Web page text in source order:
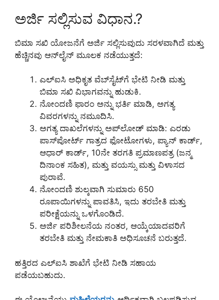
ಅರ್ಜಿ ಸಲ್ಲಿಸುವ ವಿಧಾನ.?
ಬಿಮಾ ಸಖಿ ಯೋಜನೆಗೆ ಅರ್ಜಿ ಸಲ್ಲಿಸುವುದು ಸರಳವಾಗಿದೆ ಮತ್ತು
ಹೆಚ್ಚಿನವು ಆನ್‌ಲೈನ್ ಮೂಲಕ ನಡೆಯುತ್ತದೆ:
ಎಲ್‌ಐಸಿ ಅಧಿಕೃತ ವೆಬ್‌ಸೈಟ್‌ಗೆ ಭೇಟಿ ನೀಡಿ ಮತ್ತು
ಬಿಮಾ ಸಖಿ ವಿಭಾಗವನ್ನು ಹುಡುಕಿ.
ನೋಂದಣಿ ಫಾರಂ ಅನ್ನು ಭರ್ತಿ ಮಾಡಿ, ಅಗತ್ಯ
ವಿವರಗಳನ್ನು ನಮೂದಿಸಿ.
ಅಗತ್ಯ ದಾಖಲೆಗಳನ್ನು ಅಪ್‌ಲೋಡ್ ಮಾಡಿ: ಎರಡು
ಪಾಸ್‌ಪೋರ್ಟ್ ಗಾತ್ರದ ಫೋಟೋಗಳು, ಪ್ಯಾನ್ ಕಾರ್ಡ್,
ಆಧಾರ್ ಕಾರ್ಡ್, 10ನೇ ತರಗತಿ ಪ್ರಮಾಣಪತ್ರ (ಜನ್ಮ
ದಿನಾಂಕ ಸಹಿತ), ಮತ್ತು ವಯಸ್ಸು ಮತ್ತು ವಿಳಾಸದ
ಪುರಾವೆ.
ನೋಂದಣಿ ಶುಲ್ಕವಾಗಿ ಸುಮಾರು 650
ರೂಪಾಯಿಗಳನ್ನು ಪಾವತಿಸಿ, ಇದು ತರಬೇತಿ ಮತ್ತು
ಪರೀಕ್ಷೆಯನ್ನು ಒಳಗೊಂಡಿದೆ.
ಅರ್ಜಿ ಪರಿಶೀಲನೆಯ ನಂತರ, ಆಯ್ಕೆಯಾದವರಿಗೆ
ತರಬೇತಿ ಮತ್ತು ನೇಮಕಾತಿ ಅಧಿಸೂಚನೆ ಬರುತ್ತದೆ.
ಹತ್ತಿರದ ಎಲ್‌ಐಸಿ ಶಾಖೆಗೆ ಭೇಟಿ ನೀಡಿ ಸಹಾಯ
ಪಡೆಯಬಹುದು.